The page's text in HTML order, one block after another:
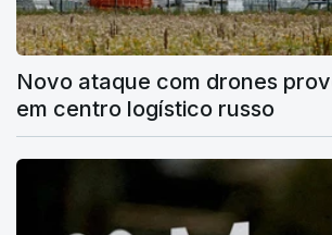
Novo ataque com drones
em centro logístico russo